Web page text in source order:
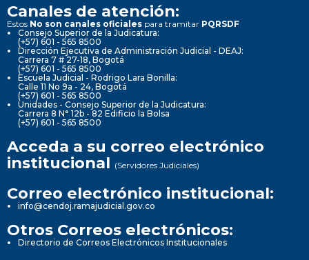
Canales de atención:
Estos No son canales oficiales para tramitar PQRSDF
Consejo Superior de la Judicatura:
(+57) 601 - 565 8500
Dirección Ejecutiva de Administración Judicial - DEAJ:
Carrera 7 # 27-18, Bogotá
(+57) 601 - 565 8500
Escuela Judicial - Rodrigo Lara Bonilla:
Calle 11 No 9a - 24, Bogotá
(+57) 601 - 565 8500
Unidades - Consejo Superior de la Judicatura:
Carrera 8 N° 12b - 82 Edificio la Bolsa
(+57) 601 - 565 8500
Acceda a su correo electrónico
institucional (Servidores Judiciales)
Correo electrónico institucional:
info@cendoj.ramajudicial.gov.co
Otros Correos electrónicos:
Directorio de Correos Electrónicos Institucionales